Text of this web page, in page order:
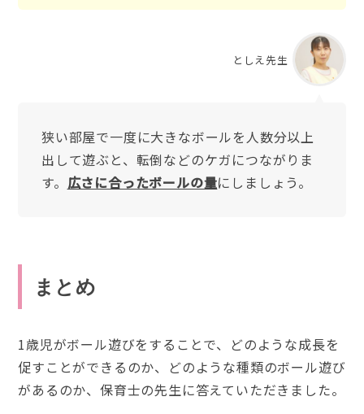
としえ先生
狭い部屋で一度に大きなボールを人数分以上
出して遊ぶと、転倒などのケガにつながりま
す。 広さに合ったボールの量にしましょう。
まとめ
1歳児がボール遊びをすることで、どのような成長を
促すことができるのか、どのような種類のボール遊び
があるのか、保育士の先生に答えていただきました。